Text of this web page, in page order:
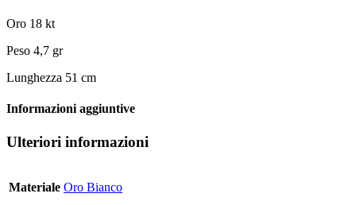
Oro 18 kt
Peso 4,7 gr
Lunghezza 51 cm
Informazioni aggiuntive
Ulteriori informazioni
Materiale Oro Bianco